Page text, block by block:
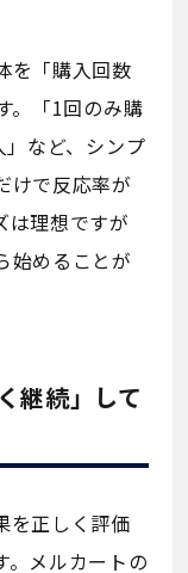
を「購入回数
。「1回のみ購
など、シンプ
けで反応率が
は理想ですが
始めることが
継続」して
を正しく評価
。メルカートの